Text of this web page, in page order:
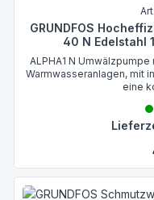
GRUNDFOS
40 N Edelstahl
ALPHA1 N
Warmwasseranlagen, mit
eine